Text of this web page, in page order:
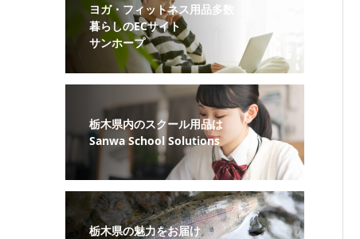
ヨガ・フィットネス用品多数
暮らしのECサイト
サンホープ
栃木県内のスクール用品は
Sanwa School Solutions
栃木県の魅力をお届け